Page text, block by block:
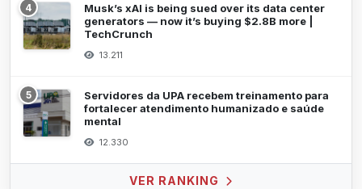
4
Musk’s xAI is being sued over its data center
generators — now it’s buying $2.8B more |
TechCrunch
13.211
5
Servidores da UPA recebem treinamento para
fortalecer atendimento humanizado e saúde
mental
12.330
VER RANKING